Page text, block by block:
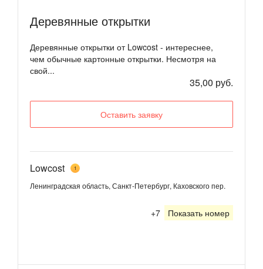
Деревянные открытки
Деревянные открытки от Lowcost - интереснее,
чем обычные картонные открытки. Несмотря на
свой...
35,00 руб.
Оставить заявку
Lowcost 1
Ленинградская область, Санкт-Петербург, Каховского пер.
+7 Показать номер